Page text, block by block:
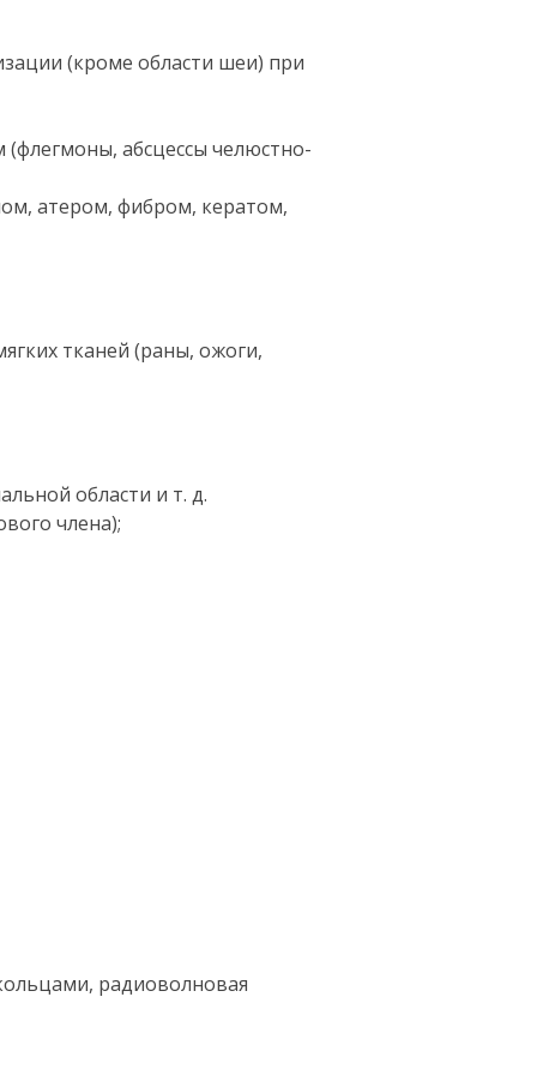
(кроме области шеи) при
абсцессы челюстно-
атером, фибром, кератом,
тканей (раны, ожоги,
области и т. д.
члена);
радиоволновая